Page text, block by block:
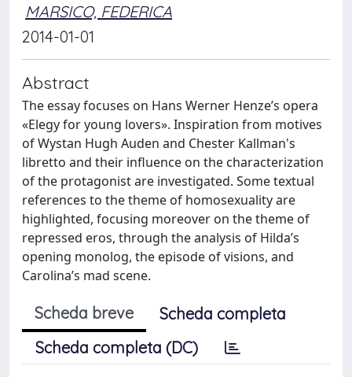
MARSICO, FEDERICA
2014-01-01
Abstract
The essay focuses on Hans Werner Henze’s opera
«Elegy for young lovers». Inspiration from motives
of Wystan Hugh Auden and Chester Kallman's
libretto and their influence on the characterization
of the protagonist are investigated. Some textual
references to the theme of homosexuality are
highlighted, focusing moreover on the theme of
repressed eros, through the analysis of Hilda’s
opening monolog, the episode of visions, and
Carolina’s mad scene.
Scheda breve
Scheda completa
Scheda completa (DC)